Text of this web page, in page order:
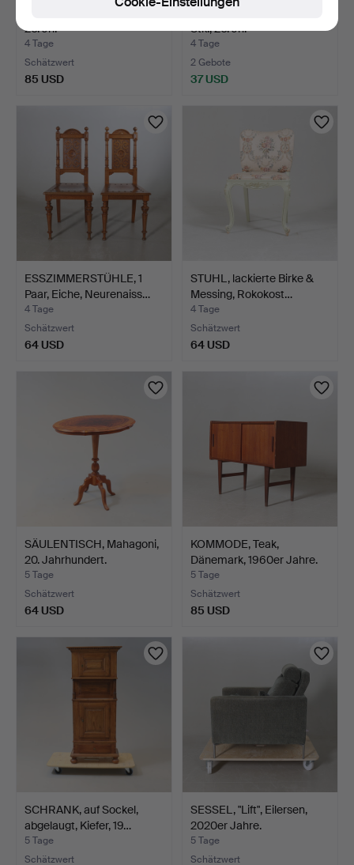
20. Jh.
4 Tage
Schätzwert
85 USD
HOLZGEGENSTÄNDE, 4
Stk., 20. Jh.
4 Tage
2 Gebote
37 USD
ESSZIMMERSTÜHLE, 1
Paar, Eiche, Neurenaiss…
4 Tage
Schätzwert
64 USD
STUHL, lackierte Birke &
Messing, Rokokost…
4 Tage
Schätzwert
64 USD
SÄULENTISCH, Mahagoni,
20. Jahrhundert.
5 Tage
Schätzwert
64 USD
KOMMODE, Teak,
Dänemark, 1960er Jahre.
5 Tage
Schätzwert
85 USD
SCHRANK, auf Sockel,
abgelaugt, Kiefer, 19…
5 Tage
Schätzwert
SESSEL, "Lift", Eilersen,
2020er Jahre.
5 Tage
Schätzwert